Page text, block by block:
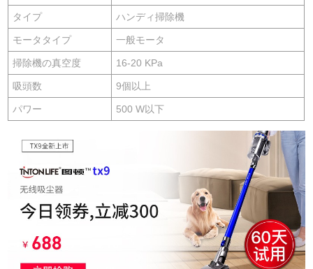
タイプ ハンディ掃除機
モータタイプ 一般モータ
掃除機の真空度 16-20 KPa
吸頭数 9個以上
パワー 500 W以下